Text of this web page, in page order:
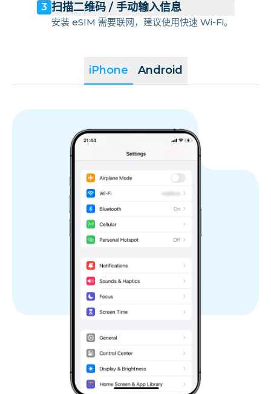
iPhone Android
3 扫描二维码 / 手动输入信息
安装 eSIM 需要联网，建议使用快速 Wi-Fi。